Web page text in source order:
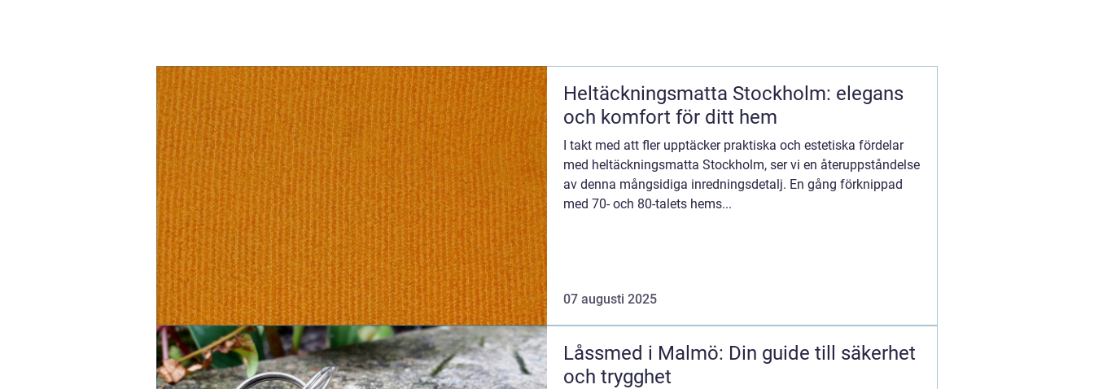
Heltäckningsmatta Stockholm: elegans
och komfort för ditt hem
I takt med att fler upptäcker praktiska och estetiska fördelar
med heltäckningsmatta Stockholm, ser vi en återuppståndelse
av denna mångsidiga inredningsdetalj. En gång förknippad
med 70- och 80-talets hems...
07 augusti 2025
Låssmed i Malmö: Din guide till säkerhet
och trygghet